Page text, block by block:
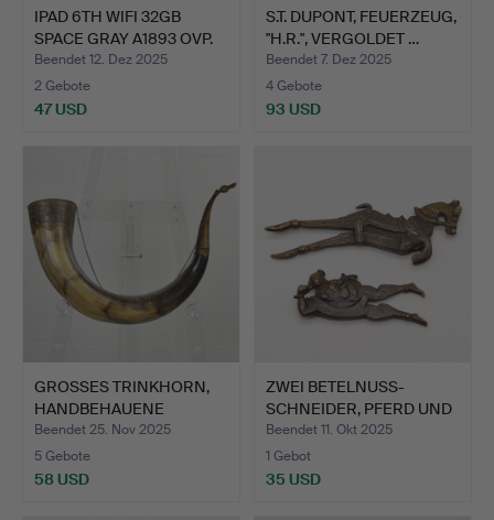
IPAD 6TH WIFI 32GB
SPACE GRAY A1893 OVP.
Beendet 12. Dez 2025
2 Gebote
47 USD
S.T. DUPONT, FEUERZEUG,
"H.R.", VERGOLDET …
Beendet 7. Dez 2025
4 Gebote
93 USD
GROSSES TRINKHORN,
HANDBEHAUENE
METALLFASS…
Beendet 25. Nov 2025
5 Gebote
58 USD
ZWEI BETELNUSS-
SCHNEIDER, PFERD UND
FRAU, …
Beendet 11. Okt 2025
1 Gebot
35 USD